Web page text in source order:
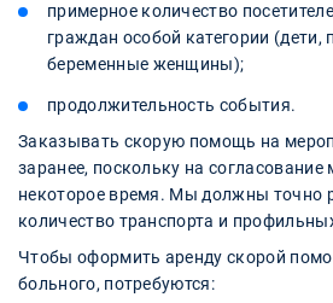
примерное количество
граждан особой категории
беременные женщины);
продолжительность события.
Заказывать скорую помощь на
заранее, поскольку на
некоторое время. Мы должны точно
количество транспорта и
Чтобы оформить аренду скорой
больного, потребуются: